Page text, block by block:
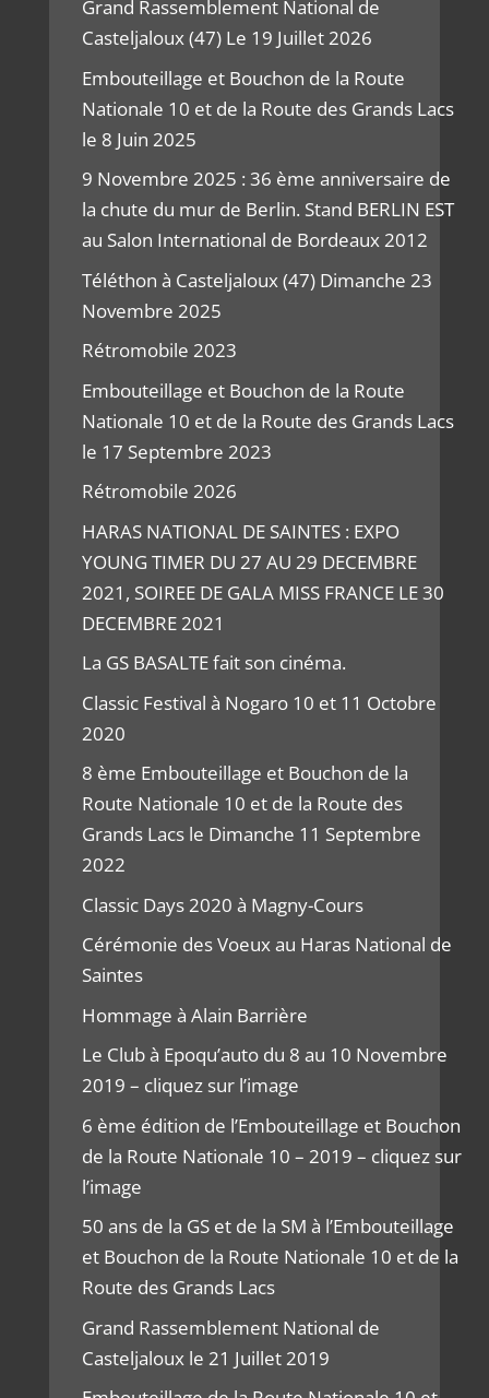
Grand Rassemblement National de
Casteljaloux (47) Le 19 Juillet 2026
Embouteillage et Bouchon de la Route
Nationale 10 et de la Route des Grands Lacs
le 8 Juin 2025
9 Novembre 2025 : 36 ème anniversaire de
la chute du mur de Berlin. Stand BERLIN EST
au Salon International de Bordeaux 2012
Téléthon à Casteljaloux (47) Dimanche 23
Novembre 2025
Rétromobile 2023
Embouteillage et Bouchon de la Route
Nationale 10 et de la Route des Grands Lacs
le 17 Septembre 2023
Rétromobile 2026
HARAS NATIONAL DE SAINTES : EXPO
YOUNG TIMER DU 27 AU 29 DECEMBRE
2021, SOIREE DE GALA MISS FRANCE LE 30
DECEMBRE 2021
La GS BASALTE fait son cinéma.
Classic Festival à Nogaro 10 et 11 Octobre
2020
8 ème Embouteillage et Bouchon de la
Route Nationale 10 et de la Route des
Grands Lacs le Dimanche 11 Septembre
2022
Classic Days 2020 à Magny-Cours
Cérémonie des Voeux au Haras National de
Saintes
Hommage à Alain Barrière
Le Club à Epoqu’auto du 8 au 10 Novembre
2019 – cliquez sur l’image
6 ème édition de l’Embouteillage et Bouchon
de la Route Nationale 10 – 2019 – cliquez sur
l’image
50 ans de la GS et de la SM à l’Embouteillage
et Bouchon de la Route Nationale 10 et de la
Route des Grands Lacs
Grand Rassemblement National de
Casteljaloux le 21 Juillet 2019